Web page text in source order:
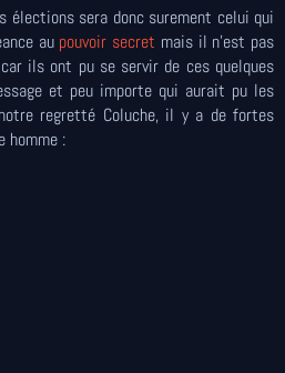
élections sera donc surement celui qui
au pouvoir secret mais il n'est pas
ils ont pu se servir de ces quelques
et peu importe qui aurait pu les
regretté Coluche, il y a de fortes
homme :